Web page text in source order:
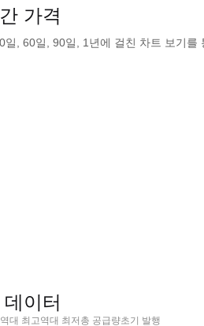
가격
일, 60일, 90일, 1년에 걸친 차트 보기
이터
역대 최고역대 최저 총 공급량초기 발행